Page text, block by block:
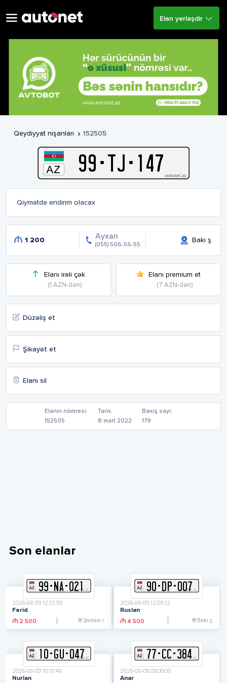
Elan yerləşdir
Qeydiyyat nişanları  152505
99-TJ- 147
Qiymətdə endirim olacax
1 200 Ayxan
(055) 506-56-55
Bakı ş.
Elanı irəli çək
(1 AZN-dən)
Elanı premium et
(7 AZN-dən)
Düzəliş et
Şikayət et
Elanı sil
Elanın nömrəsi:
152505
Tarix:
8 mart 2022
Baxış sayı:
179
Son elanlar
99- NA-021
2026-08-09 12:33:59
Fərid
2 500
Şamaxı r.
90- DP-007
2026-08-09 12:08:12
Ruslan
4 500
Bakı ş.
10-GU-047
2026-08-09 10:18:49
Nurlan
77-CC-384
2026-08-09 09:09:09
Anar